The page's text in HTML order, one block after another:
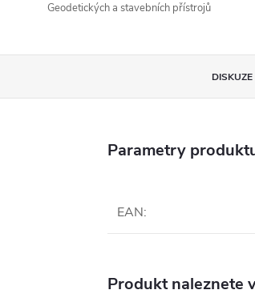
Geodetických a stavebních přístrojů
DISKUZE
Parametry
EAN:
Produkt naleznete